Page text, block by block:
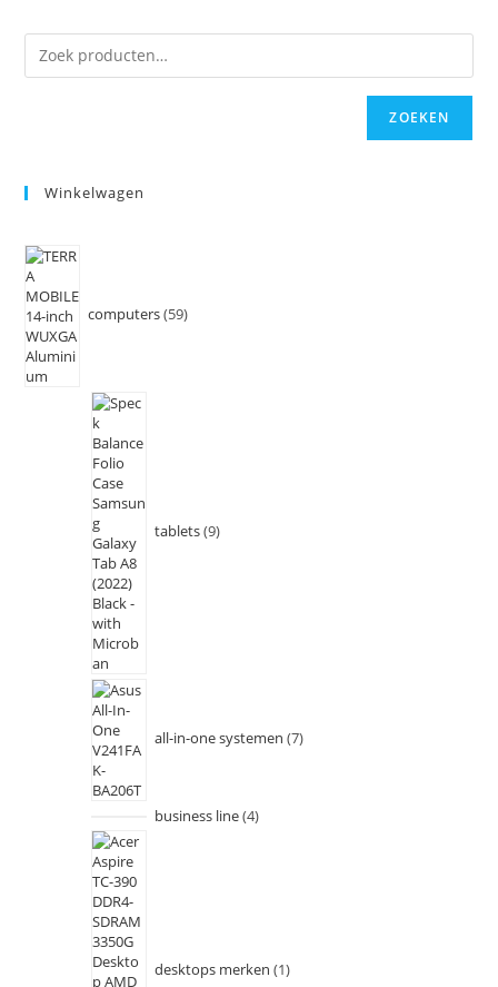
ZOEKEN
Winkelwagen
computers 59
tablets 9
all-in-one systemen 7
business line 4
desktops merken 1